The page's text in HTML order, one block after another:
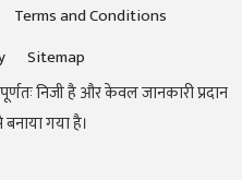
Terms and Conditions
Sitemap
निजी है और केवल जानकारी प्रदान
गया है।